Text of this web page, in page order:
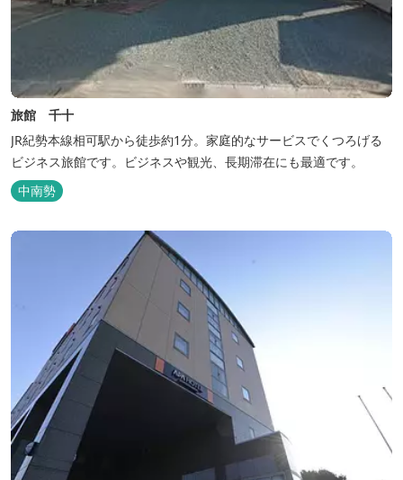
旅館 千十
JR紀勢本線相可駅から徒歩約1分。家庭的なサービスでくつろげる
ビジネス旅館です。ビジネスや観光、長期滞在にも最適です。
中南勢